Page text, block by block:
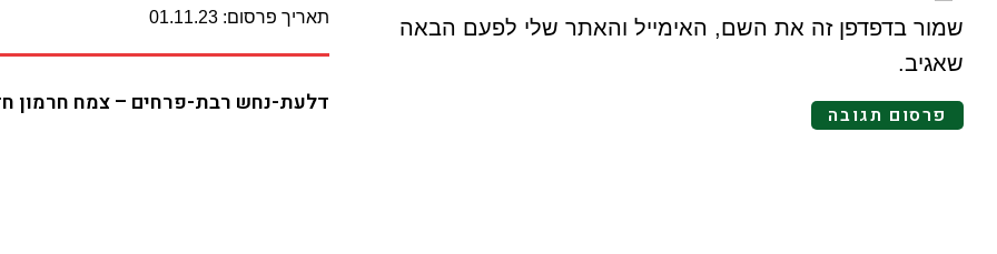
שמור בדפדפן זה את השם, האימייל והאתר שלי לפעם הבאה
שאגיב.
תאריך פרסום: 01.11.23
דלעת-נחש רבת-פרחים – צמח חרמון